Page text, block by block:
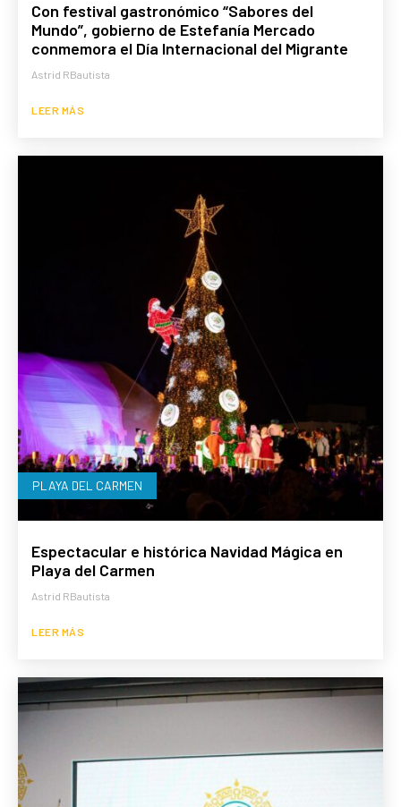
Con festival gastronómico “Sabores del
Mundo”, gobierno de Estefanía Mercado
conmemora el Día Internacional del Migrante
Astrid RBautista
LEER MÁS
PLAYA DEL CARMEN
Espectacular e histórica Navidad Mágica en
Playa del Carmen
Astrid RBautista
LEER MÁS